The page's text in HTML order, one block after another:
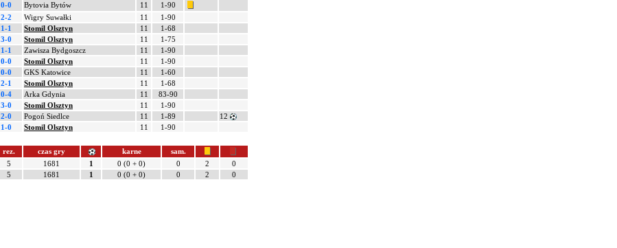
0-0 Bytovia Bytów 11
1-90
2-2 Wigry Suwałki 11
1-90
1-1 Stomil Olsztyn 11
1-68
3-0 Stomil Olsztyn 11
1-75
1-1 Zawisza Bydgoszcz 11
1-90
0-0 Stomil Olsztyn 11
1-90
0-0 GKS Katowice 11
1-60
2-1 Stomil Olsztyn 11
1-68
0-4 Arka Gdynia 11
83-90
3-0 Stomil Olsztyn 11
1-90
2-0 Pogoń Siedlce 11 1-89
12
1-0 Stomil Olsztyn 11 1-90
rez. czas gry karne
sam.
5 1681 1 0 (0 + 0) 0 2
0
5 1681 1 0 (0 + 0) 0 2 0